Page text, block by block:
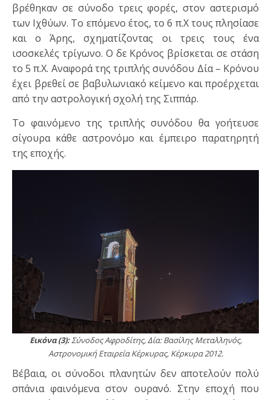
βρέθηκαν σε σύνοδο τρεις φορές, στον αστερισμό
των Ιχθύων. Το επόμενο έτος, το 6 π.Χ τους πλησίασε
και ο Άρης, σχηματίζοντας οι τρεις τους ένα
ισοσκελές τρίγωνο. Ο δε Κρόνος βρίσκεται σε στάση
το 5 π.Χ. Αναφορά της τριπλής συνόδου Δία – Κρόνου
έχει βρεθεί σε βαβυλωνιακό κείμενο και προέρχεται
από την αστρολογική σχολή της Σιππάρ.
Το φαινόμενο της τριπλής συνόδου θα γοήτευσε
σίγουρα κάθε αστρονόμο και έμπειρο παρατηρητή
της εποχής.
Εικόνα (3):Σύνοδος Αφροδίτης, Δία: Βασίλης Μεταλληνός,
Αστρονομική Εταιρεία Κέρκυρας, Κέρκυρα 2012.
Βέβαια, οι σύνοδοι πλανητών δεν αποτελούν πολύ
σπάνια φαινόμενα στον ουρανό. Στην εποχή που